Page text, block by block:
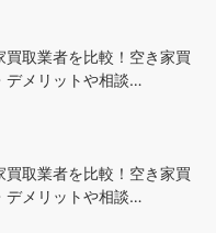
買取業者を比較！空き家買
デメリットや相談…
買取業者を比較！空き家買
デメリットや相談…